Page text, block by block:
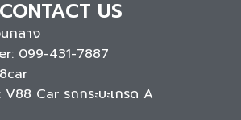
CONTACT US
กลาง
099-431-7887
V88 Car รถกระบะเกรด A